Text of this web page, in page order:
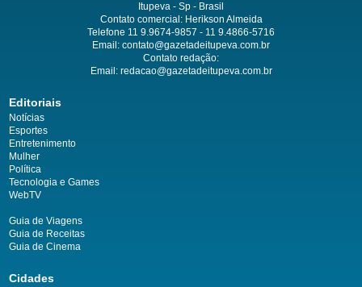
Itupeva - Sp - Brasil
Contato comercial: Herikson Almeida
Telefone 11 9.9674-9857 - 11 9.4866-5716
Email: contato@gazetadeitupeva.com.br
Contato redação:
Email: redacao@gazetadeitupeva.com.br
Editoriais
Notícias
Esportes
Entretenimento
Mulher
Política
Tecnologia e Games
WebTV
Guia de Viagens
Guia de Receitas
Guia de Cinema
Cidades